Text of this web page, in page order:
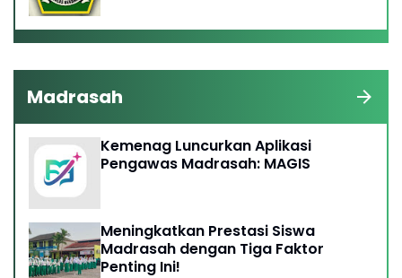
Madrasah
Kemenag Luncurkan Aplikasi
Pengawas Madrasah: MAGIS
Meningkatkan Prestasi Siswa
Madrasah dengan Tiga Faktor
Penting Ini!